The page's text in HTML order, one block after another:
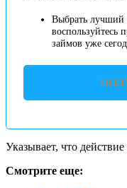
Выбрать
воспользуйтесь
займов уже
Указывает, что
Смотрите еще: